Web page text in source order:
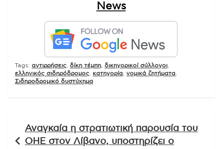
News
Tags: αντιρρήσεις δίκη τέμπη δικηγορικοί σύλλογοι
ελληνικός σιδηρόδρομος
κατηγορία νομικά ζητήματα
Σιδηροδρομικό δυστύχημα
άρθρων
Αναγκαία η στρατιωτική παρουσία του
ΟΗΕ στον Λίβανο, υποστηρίζει ο